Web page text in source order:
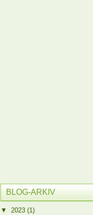
BLOG-ARKIV
▼ 2023 (1)